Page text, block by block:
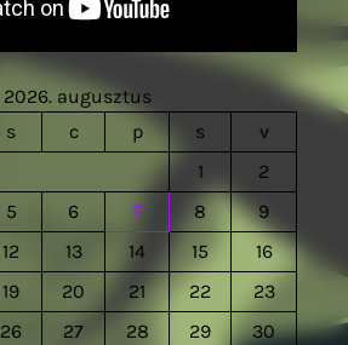
2026. augusztus
s c p s
v
1
2
5 6 7 8
9
12 13 14 15
16
19 20 21 22
23
26 27 28 29
30